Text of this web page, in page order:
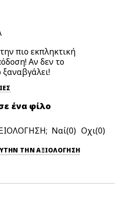
πιο εκπληκτική
Αν δεν το
ένα φίλο
0 0
ΑΡΝΗΤΙΚΆ ΑΥΤΉΝ ΤΗΝ ΑΞΙΟΛΟΓΗΣΗ